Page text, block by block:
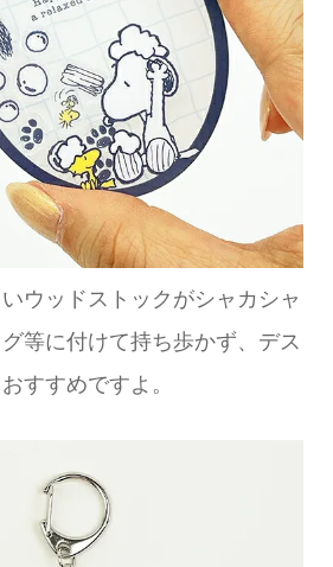
ウッドストックがシャカシャ
等に付けて持ち歩かず、デス
すすめですよ。